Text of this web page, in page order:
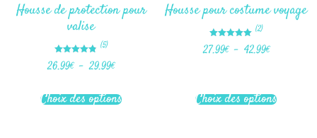
Housse de protection pour
valise
Note
4.80
(5)
26.99€ – 29.99€
Choix des options
Housse pour costume voyage
Note
5.00
(2)
27.99€ – 42.99€
Choix des options